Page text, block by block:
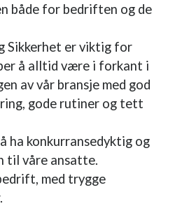
både for bedriften og de
Sikkerhet er viktig for
å alltid være i forkant i
av vår bransje med god
gode rutiner og tett
ha konkurransedyktig og
til våre ansatte.
med trygge